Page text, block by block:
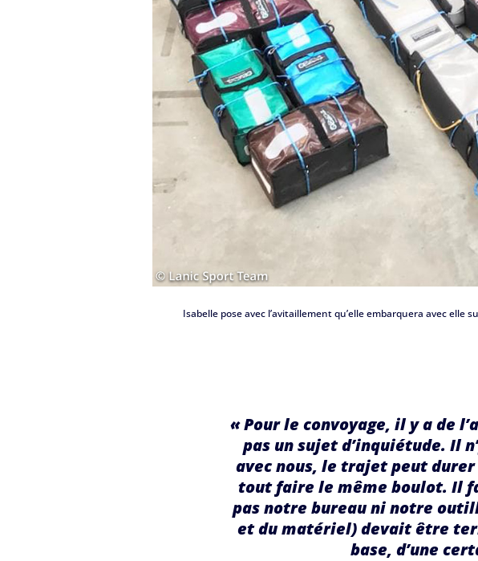
Isabelle pose avec l’avitaillement qu’elle embarquera avec
«Pour le convoyage, il y a de
pas un sujet d’inquiétude. Il
avec nous, le trajet peut durer
tout faire le même boulot. Il
pas notre bureau ni notre
et du matériel) devait être
base, d’une